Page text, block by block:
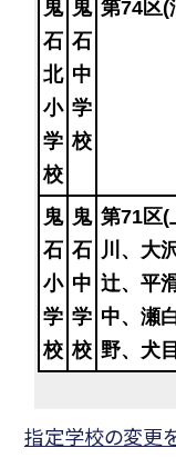
鬼
石
北
小
学
校
鬼
石
中
学
校
第74区
鬼
石
小
学
校
鬼
石
中
学
校
第71区
川、大
辻、平
中、瀬
野、犬
指定学校の変更